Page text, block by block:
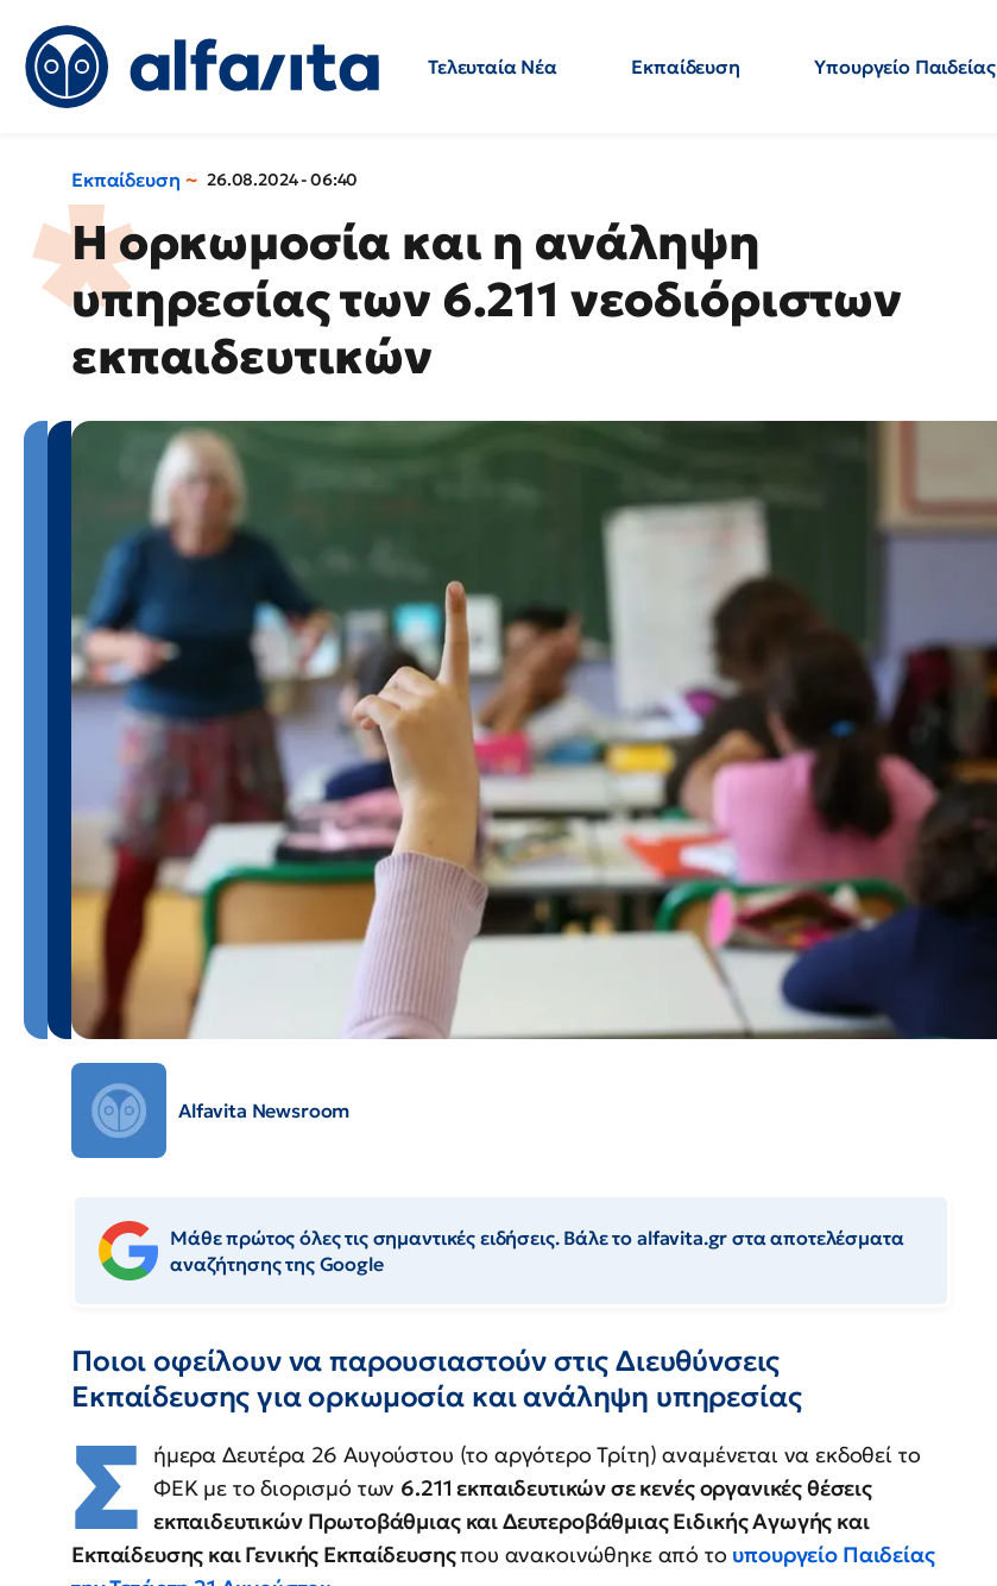
Τελευταία Νέα Εκπαίδευση Υπουργείο Παιδείας
Εκπαίδευση 26.08.2024 - 06:40
Η ορκωμοσία και η ανάληψη
υπηρεσίας των 6.211 νεοδιόριστων
εκπαιδευτικών
Alfavita Newsroom
Μάθε πρώτος όλες τις σημαντικές ειδήσεις. Βάλε το alfavita.gr στα αποτελέσματα
αναζήτησης της Google
Ποιοι οφείλουν να παρουσιαστούν στις Διευθύνσεις
Εκπαίδευσης για ορκωμοσία και ανάληψη υπηρεσίας
Σ
ήμερα Δευτέρα 26 Αυγούστου (το αργότερο Τρίτη) αναμένεται να εκδοθεί το
ΦΕΚ με το διορισμό των 6.211 εκπαιδευτικών σε κενές οργανικές θέσεις
εκπαιδευτικών Πρωτοβάθμιας και Δευτεροβάθμιας Ειδικής Αγωγής και
Εκπαίδευσης και Γενικής Εκπαίδευσηςπου ανακοινώθηκε από το υπουργείο Παιδείας